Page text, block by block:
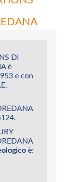
DI
è
e con
è: